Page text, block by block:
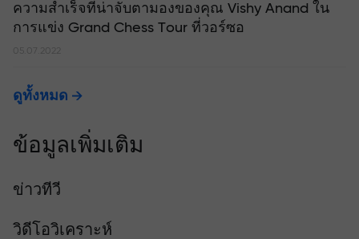
ความสำเร็จที่น่าจับตามองของคุณ Vishy Anand ใน
การแข่ง Grand Chess Tour ที่วอร์ซอ
ดูทั้งหมด
ข้อมูลเพิ่มเติม
ข่าวทีวี
วิดีโอวิเคราะห์